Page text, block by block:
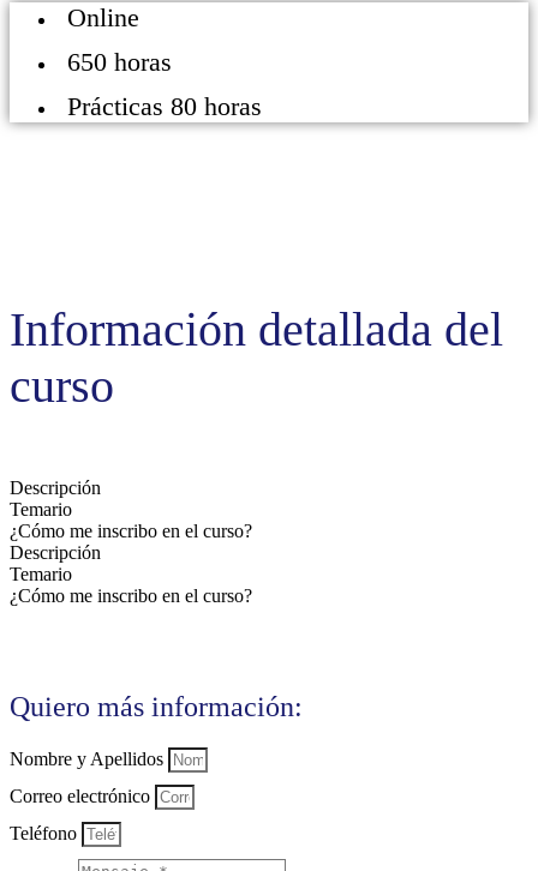
Online
650 horas
Prácticas 80 horas
Información detallada del
curso
Descripción
Temario
¿Cómo me inscribo en el curso?
Descripción
Temario
¿Cómo me inscribo en el curso?
Quiero más información:
Nombre y Apellidos
Correo electrónico
Teléfono